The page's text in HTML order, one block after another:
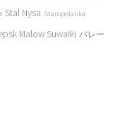
Stal Nysa Staropolanka
Malow Suwałki バレー